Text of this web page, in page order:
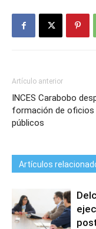
Artículo anterior
INCES Carabobo
formación de oficios
públicos
Artículos